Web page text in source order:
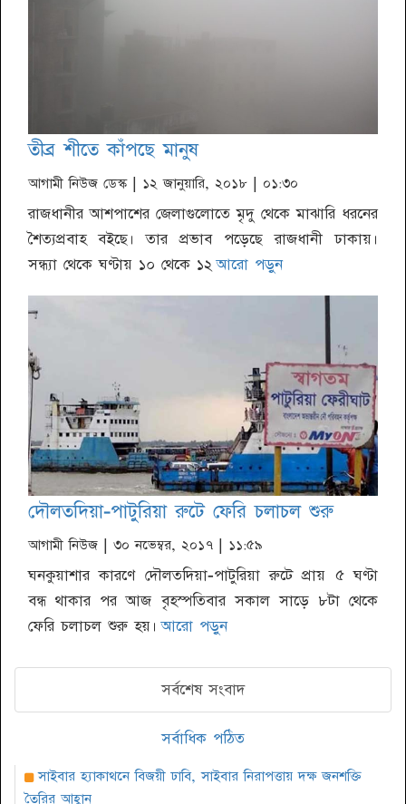
তীব্র শীতে কাঁপছে মানুষ
আগামী নিউজ ডেস্ক| ১২ জানুয়ারি, ২০১৮ | ০১:৩০
রাজধানীর আশপাশের জেলাগুলোতে মৃদু থেকে মাঝারি ধরনের
শৈত্যপ্রবাহ বইছে। তার প্রভাব পড়েছে রাজধানী ঢাকায়।
সন্ধ্যা থেকে ঘণ্টায় ১০ থেকে ১২ আরো পড়ুন
দৌলতদিয়া-পাটুরিয়া রুটে ফেরি চলাচল শুরু
আগামী নিউজ | ৩০ নভেম্বর, ২০১৭ | ১১:৫৯
ঘনকুয়াশার কারণে দৌলতদিয়া-পাটুরিয়া রুটে প্রায় ৫ ঘণ্টা
বন্ধ থাকার পর আজ বৃহস্পতিবার সকাল সাড়ে ৮টা থেকে
ফেরি চলাচল শুরু হয়। আরো পড়ুন
সর্বশেষ সংবাদ
সর্বাধিক পঠিত
সাইবার হ্যাকাথনে বিজয়ী ঢাবি, সাইবার নিরাপত্তায় দক্ষ জনশক্তি
তৈরির আহ্বান